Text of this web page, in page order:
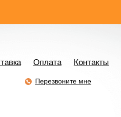
Оплата
Контакты
Перезвоните мне